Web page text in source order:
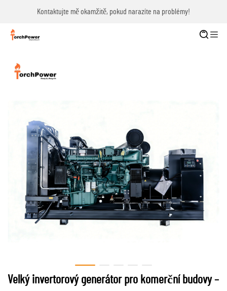
Kontaktujte mě okamžitě, pokud narazíte na problémy!
Velký invertorový generátor pro komerční budovy –